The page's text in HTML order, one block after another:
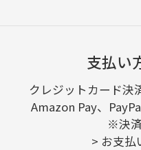
支払い
クレジットカード決
Amazon Pay、
※決
> お支払